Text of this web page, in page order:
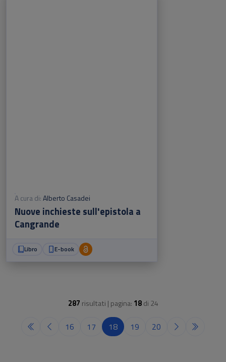
A cura di:Alberto Casadei
Nuove inchieste sull'epistola a
Cangrande
Libro E-book
287 risultati | pagina: 18di 24
16 17 18 19 20